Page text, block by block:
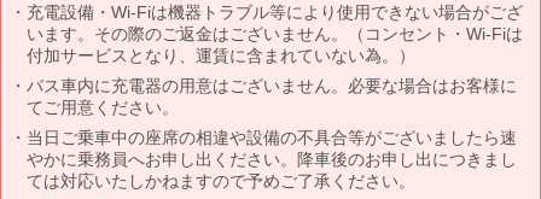
充電設備・Wi-Fiは機器トラブル等により使用できない場合がござ
います。その際のご返金はございません。（コンセント・Wi-Fiは
付加サービスとなり、運賃に含まれていない為。）
バス車内に充電器の用意はございません。必要な場合はお客様に
てご用意ください。
当日ご乗車中の座席の相違や設備の不具合等がございましたら速
やかに乗務員へお申し出ください。降車後のお申し出につきまし
ては対応いたしかねますので予めご了承ください。